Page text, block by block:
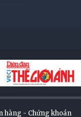
hàng - Chứng khoán